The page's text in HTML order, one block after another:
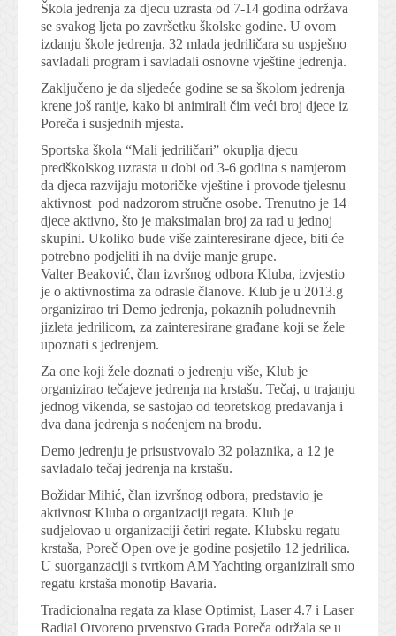
Škola jedrenja za djecu uzrasta od 7-14 godina održava
se svakog ljeta po završetku školske godine. U ovom
izdanju škole jedrenja, 32 mlada jedriličara su uspješno
savladali program i savladali osnovne vještine jedrenja.
Zaključeno je da sljedeće godine se sa školom jedrenja
krene još ranije, kako bi animirali čim veći broj djece iz
Poreča i susjednih mjesta.
Sportska škola “Mali jedriličari” okuplja djecu
predškolskog uzrasta u dobi od 3-6 godina s namjerom
da djeca razvijaju motoričke vještine i provode tjelesnu
aktivnost pod nadzorom stručne osobe. Trenutno je 14
djece aktivno, što je maksimalan broj za rad u jednoj
skupini. Ukoliko bude više zainteresirane djece, biti će
potrebno podjeliti ih na dvije manje grupe.
Valter Beaković, član izvršnog odbora Kluba, izvjestio
je o aktivnostima za odrasle članove. Klub je u 2013.g
organizirao tri Demo jedrenja, pokaznih poludnevnih
jizleta jedrilicom, za zainteresirane građane koji se žele
upoznati s jedrenjem.
Za one koji žele doznati o jedrenju više, Klub je
organizirao tečajeve jedrenja na krstašu. Tečaj, u trajanju
jednog vikenda, se sastojao od teoretskog predavanja i
dva dana jedrenja s noćenjem na brodu.
Demo jedrenju je prisustvovalo 32 polaznika, a 12 je
savladalo tečaj jedrenja na krstašu.
Božidar Mihić, član izvršnog odbora, predstavio je
aktivnost Kluba o organizaciji regata. Klub je
sudjelovao u organizaciji četiri regate. Klubsku regatu
krstaša, Poreč Open ove je godine posjetilo 12 jedrilica.
U suorganzaciji s tvrtkom AM Yachting organizirali smo
regatu krstaša monotip Bavaria.
Tradicionalna regata za klase Optimist, Laser 4.7 i Laser
Radial Otvoreno prvenstvo Grada Poreča održala se u